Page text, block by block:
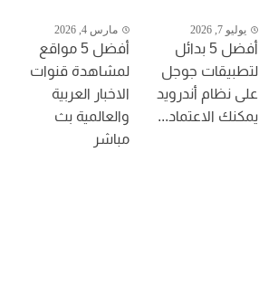
يوليو 7, 2026
أفضل 5 بدائل
لتطبيقات جوجل
على نظام أندرويد
يمكنك الاعتماد...
مارس 4, 2026
أفضل 5 مواقع
لمشاهدة قنوات
الاخبار العربية
والعالمية بث
مباشر